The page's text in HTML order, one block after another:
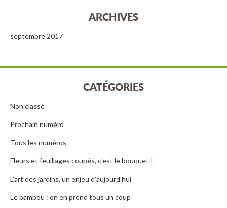
ARCHIVES
septembre 2017
CATÉGORIES
Non classé
Prochain numéro
Tous les numéros
Fleurs et feuillages coupés, c'est le bouquet !
L'art des jardins, un enjeu d'aujourd'hui
Le bambou : on en prend tous un coup